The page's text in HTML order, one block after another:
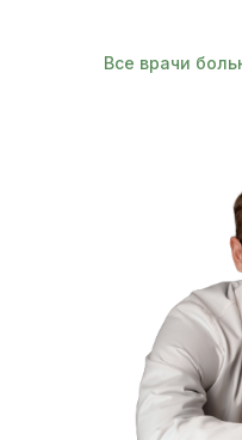
Все врачи